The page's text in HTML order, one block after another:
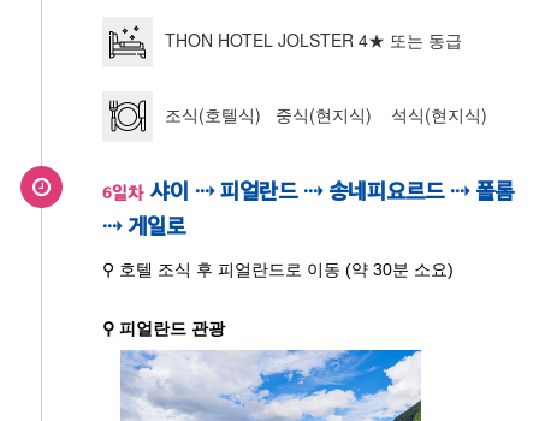
THON HOTEL JOLSTER 4★ 또는 동급
조식(호텔식) 중식(현지식) 석식(현지식)
6일차 샤이 ⇢ 피얼란드 ⇢ 송네피요르드 ⇢ 폴롬
⇢ 게일로
⚲ 호텔 조식 후 피얼란드로 이동 (약 30분 소요)
⚲ 피얼란드 관광